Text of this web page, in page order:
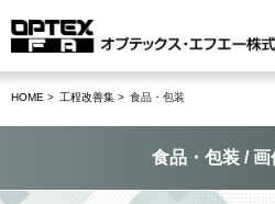
HOME 工程改善集 食品・包装
食品・包装 /